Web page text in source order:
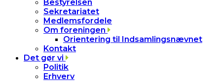
Bestyrelsen
Sekretariatet
Medlemsfordele
Om foreningen
Orientering til Indsamlingsnævnet
Kontakt
Det gør vi
Politik
Erhverv